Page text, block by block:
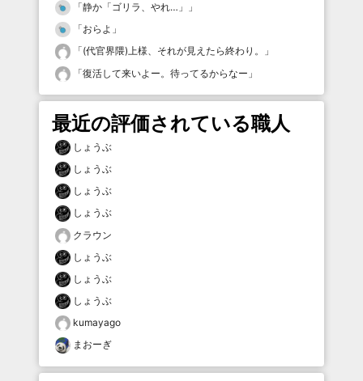
「静か「ゴリラ、やれ…」
」
「おらよ 」
「(代官界隈)上様、それが見えたら終わり。
」
「復活して来いよー。待ってるからなー 」
最近の評価されている職人
しょうぶ
しょうぶ
しょうぶ
しょうぶ
クラウン
しょうぶ
しょうぶ
しょうぶ
kumayago
まおーぎ